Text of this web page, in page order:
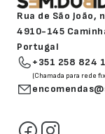
Rua de São João,
4910-145
Portugal
+351 258 824
(Chamada para rede